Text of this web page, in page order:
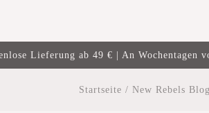
Lieferung ab 49 € | An Wochentagen
Startseite / New Rebels Blog